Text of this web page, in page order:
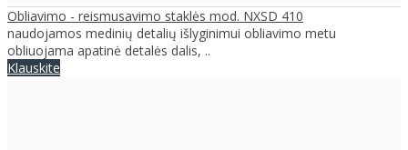
Obliavimo - reismusavimo staklės mod. NXSD 410
naudojamos medinių detalių išlyginimui obliavimo metu
obliuojama apatinė detalės dalis, ..
Klauskite